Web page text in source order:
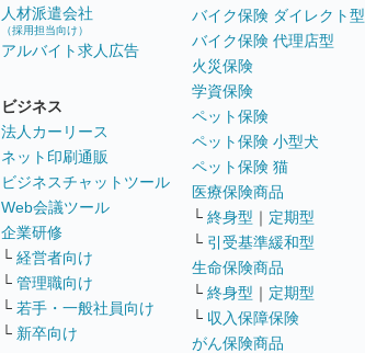
人材派遣会社
（採用担当向け）
アルバイト求人広告
ビジネス
法人カーリース
ネット印刷通販
ビジネスチャットツール
Web会議ツール
企業研修
└ 経営者向け
└ 管理職向け
└ 若手・一般社員向け
└ 新卒向け
バイク保険 ダイレクト型
バイク保険 代理店型
火災保険
学資保険
ペット保険
ペット保険 小型犬
ペット保険 猫
医療保険商品
└ 終身型 ｜ 定期型
└ 引受基準緩和型
生命保険商品
└ 終身型 ｜ 定期型
└ 収入保障保険
がん保険商品